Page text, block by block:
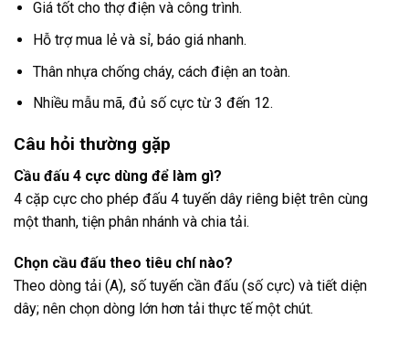
Giá tốt cho thợ điện và công trình.
Hỗ trợ mua lẻ và sỉ, báo giá nhanh.
Thân nhựa chống cháy, cách điện an toàn.
Nhiều mẫu mã, đủ số cực từ 3 đến 12.
Câu hỏi thường gặp
Cầu đấu 4 cực dùng để làm gì?
4 cặp cực cho phép đấu 4 tuyến dây riêng biệt trên cùng
một thanh, tiện phân nhánh và chia tải.
Chọn cầu đấu theo tiêu chí nào?
Theo dòng tải (A), số tuyến cần đấu (số cực) và tiết diện
dây; nên chọn dòng lớn hơn tải thực tế một chút.